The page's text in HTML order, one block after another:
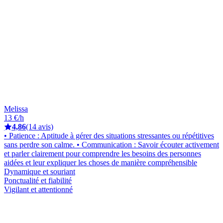
Melissa
13 €/h
4,86(14 avis)
• Patience : Aptitude à gérer des situations stressantes ou répétitives
sans perdre son calme. • Communication : Savoir écouter activement
et parler clairement pour comprendre les besoins des personnes
aidées et leur expliquer les choses de manière compréhensible
Dynamique et souriant
Ponctualité et fiabilité
Vigilant et attentionné